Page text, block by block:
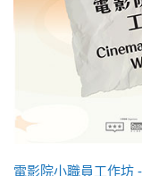
電影院小職員工作坊